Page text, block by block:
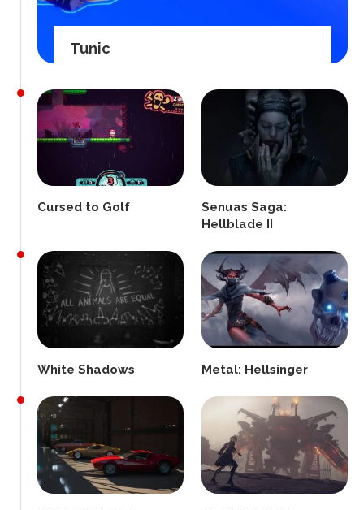
Tunic
Cursed to Golf
Senuas Saga:
Hellblade II
White Shadows Metal: Hellsinger